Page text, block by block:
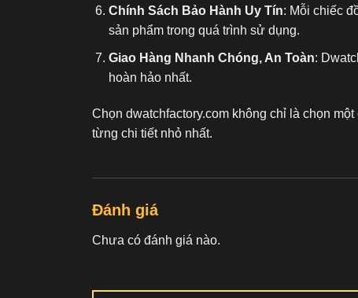
Chính Sách Bảo Hành Uy Tín: Mỗi chiếc
sản phẩm trong quá trình sử dụng.
Giao Hàng Nhanh Chóng, An Toàn:
hoàn hảo nhất.
Chọn dwatchfactory.com không chỉ là chọn một
từng chi tiết nhỏ nhất.
Đánh giá
Chưa có đánh giá nào.